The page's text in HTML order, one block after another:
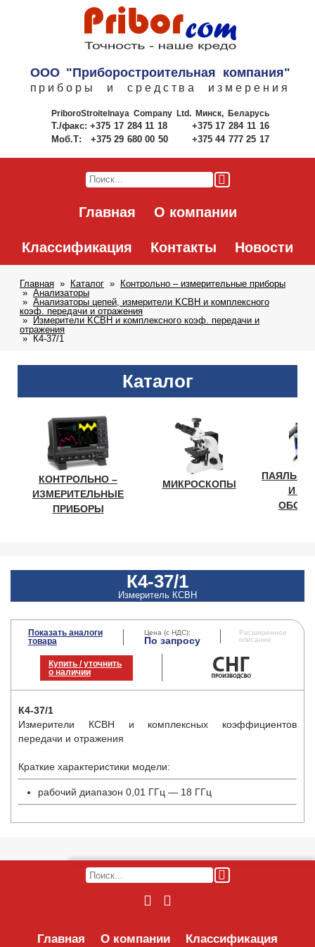
ООО "Приборостроительная компания"
приборы и средства измерения
PriboroStroitelnaya Company Ltd.Минск, Беларусь
Т./факс: +375 17 284 11 18
+375 17 284 11 16
Моб.Т:
+375 29 680 00 50 +375 44 777 25 17
Главная О компании
Классификация Контакты Новости
Главная Каталог
Контрольно – измерительные приборы
Анализаторы
Анализаторы цепей, измерители KCBH и комплексного
коэф. передачи и отражения
Измерители KCBH и комплексного коэф. передачи и
отражения
К4-37/1
Каталог
КОНТРОЛЬНО –
ИЗМЕРИТЕЛЬНЫЕ
ПРИБОРЫ
МИКРОСКОПЫ
И
К4-37/1
Измеритель КСВН
Показать аналоги
товара
Цена (с НДС):
По запросу
Расширенное
описание
Купить / уточнить
о наличии
К4-37/1
Измерители КСВН и комплексных коэффициентов
передачи и отражения
Краткие характеристики модели:
рабочий диапазон 0,01 ГГц — 18 ГГц
Главная О компании Классификация